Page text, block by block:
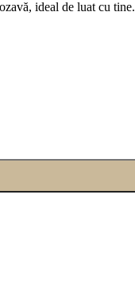
ideal de luat cu tine.